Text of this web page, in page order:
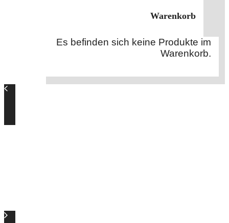
Warenkorb
Es befinden sich keine Produkte im
Warenkorb.